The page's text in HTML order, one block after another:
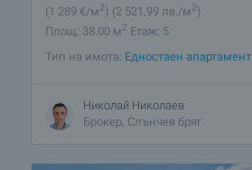
(1 289 €/м2) (2 521 ,99 лв./м2)
Площ: 38.00 м2 Етаж: 5
Тип на имота: Едностаен апартамент
Николай Николаев
Брокер, Слънчев бряг